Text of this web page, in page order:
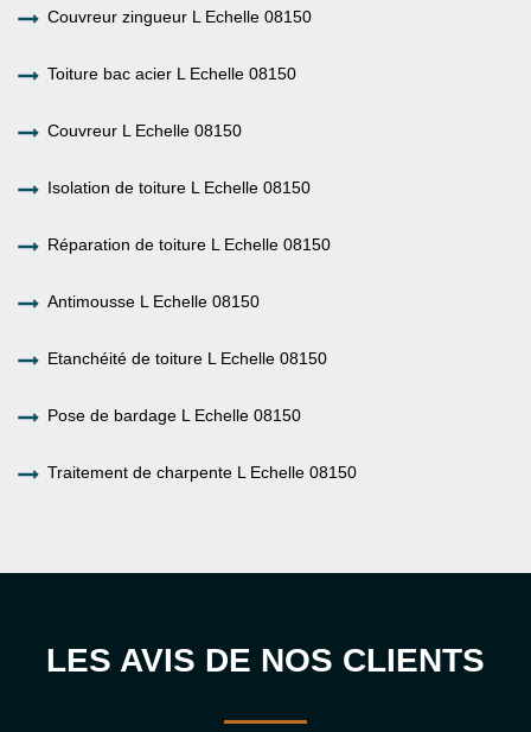
Couvreur zingueur L Echelle 08150
Toiture bac acier L Echelle 08150
Couvreur L Echelle 08150
Isolation de toiture L Echelle 08150
Réparation de toiture L Echelle 08150
Antimousse L Echelle 08150
Etanchéité de toiture L Echelle 08150
Pose de bardage L Echelle 08150
Traitement de charpente L Echelle 08150
LES AVIS DE NOS CLIENTS